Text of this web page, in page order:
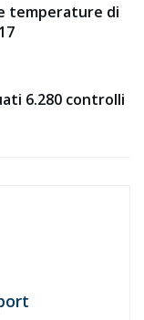
temperature di
6.280 controlli